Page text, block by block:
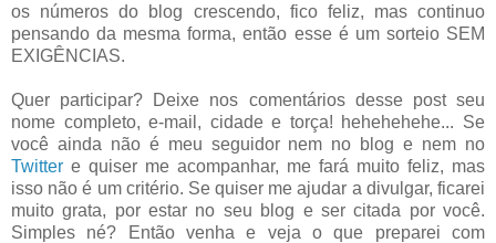
os números do blog crescendo, fico feliz, mas continuo
pensando da mesma forma, então esse é um sorteio SEM
EXIGÊNCIAS.
Quer participar? Deixe nos comentários desse post seu
nome completo, e-mail, cidade e torça! hehehehehe... Se
você ainda não é meu seguidor nem no blog e nem no
Twitter e quiser me acompanhar, me fará muito feliz, mas
isso não é um critério. Se quiser me ajudar a divulgar, ficarei
muito grata, por estar no seu blog e ser citada por você.
Simples né? Então venha e veja o que preparei com